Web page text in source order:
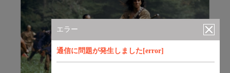
エラー
通信に問題が発生しました[error]